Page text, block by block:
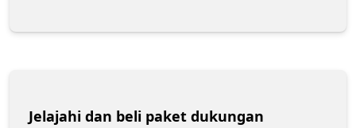
Jelajahi dan beli paket dukungan